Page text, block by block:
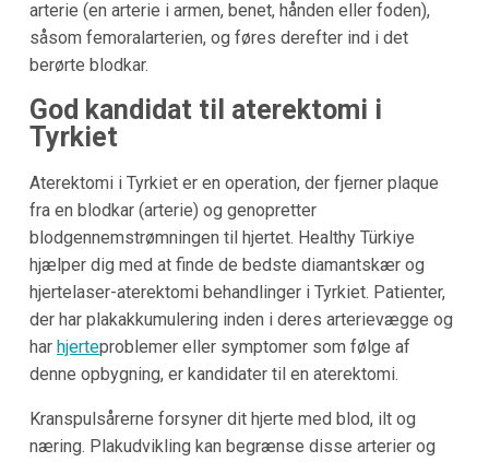
arterie (en arterie i armen, benet, hånden eller foden),
såsom femoralarterien, og føres derefter ind i det
berørte blodkar.
God kandidat til aterektomi i
Tyrkiet
Aterektomi i Tyrkiet er en operation, der fjerner plaque
fra en blodkar (arterie) og genopretter
blodgennemstrømningen til hjertet. Healthy Türkiye
hjælper dig med at finde de bedste diamantskær og
hjertelaser-aterektomi behandlinger i Tyrkiet. Patienter,
der har plakakkumulering inden i deres arterievægge og
har hjerteproblemer eller symptomer som følge af
denne opbygning, er kandidater til en aterektomi.
Kranspulsårerne forsyner dit hjerte med blod, ilt og
næring. Plakudvikling kan begrænse disse arterier og